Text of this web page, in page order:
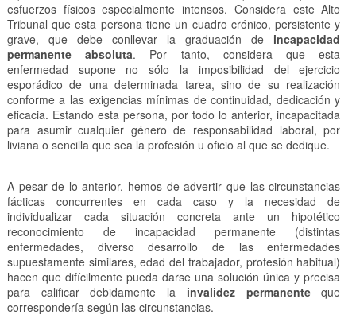
esfuerzos físicos especialmente intensos. Considera este Alto
Tribunal que esta persona tiene un cuadro crónico, persistente y
grave, que debe conllevar la graduación de incapacidad
permanente absoluta. Por tanto, considera que esta
enfermedad supone no sólo la imposibilidad del ejercicio
esporádico de una determinada tarea, sino de su realización
conforme a las exigencias mínimas de continuidad, dedicación y
eficacia. Estando esta persona, por todo lo anterior, incapacitada
para asumir cualquier género de responsabilidad laboral, por
liviana o sencilla que sea la profesión u oficio al que se dedique.
A pesar de lo anterior, hemos de advertir que las circunstancias
fácticas concurrentes en cada caso y la necesidad de
individualizar cada situación concreta ante un hipotético
reconocimiento de incapacidad permanente (distintas
enfermedades, diverso desarrollo de las enfermedades
supuestamente similares, edad del trabajador, profesión habitual)
hacen que difícilmente pueda darse una solución única y precisa
para calificar debidamente la invalidez permanenteque
correspondería según las circunstancias.